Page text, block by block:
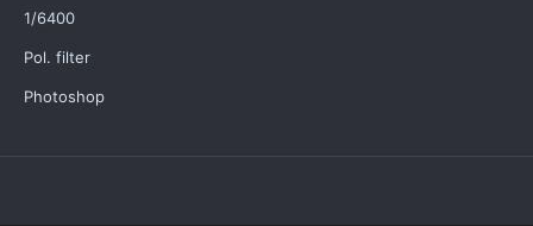
1/6400
Pol. filter
Photoshop